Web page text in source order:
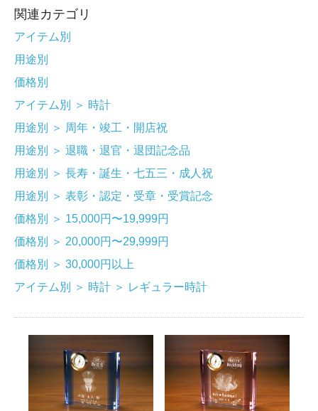
関連カテゴリ
アイテム別
用途別
価格別
アイテム別
＞ 時計
用途別
＞ 周年・竣工・開店祝
用途別
＞ 退職・退官・退団記念品
用途別
＞ 長寿・誕生・七五三・成人祝
用途別
＞ 表彰・認定・受章・受賞記念
価格別
＞ 15,000円〜19,999円
価格別
＞ 20,000円〜29,999円
価格別
＞ 30,000円以上
アイテム別
＞ 時計 ＞ レギュラー時計